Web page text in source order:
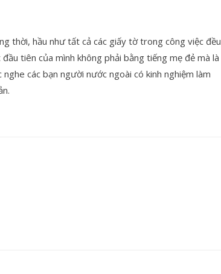
thời, hầu như tất cả các giấy tờ trong công việc đều
tiên của mình không phải bằng tiếng mẹ đẻ mà là
các bạn người nước ngoài có kinh nghiệm làm